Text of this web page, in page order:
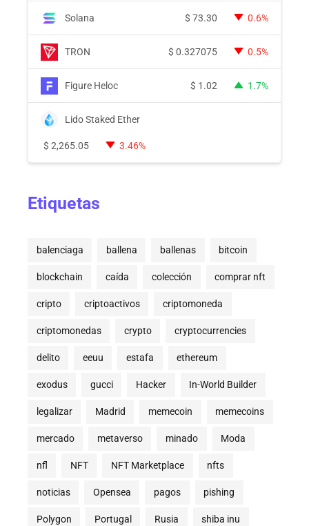
Solana $ 73.30 0.6%
TRON $ 0.327075 0.5%
Figure Heloc $ 1.02 1.7%
Lido Staked Ether
$ 2,265.05 3.46%
Etiquetas
balenciaga ballena ballenas bitcoin
blockchain caída colección comprar nft
cripto criptoactivos criptomoneda
criptomonedas crypto cryptocurrencies
delito eeuu estafa ethereum
exodus gucci Hacker In-World Builder
legalizar Madrid memecoin memecoins
mercado metaverso minado Moda
nfl NFT NFT Marketplace nfts
noticias Opensea pagos pishing
Polygon Portugal Rusia shiba inu